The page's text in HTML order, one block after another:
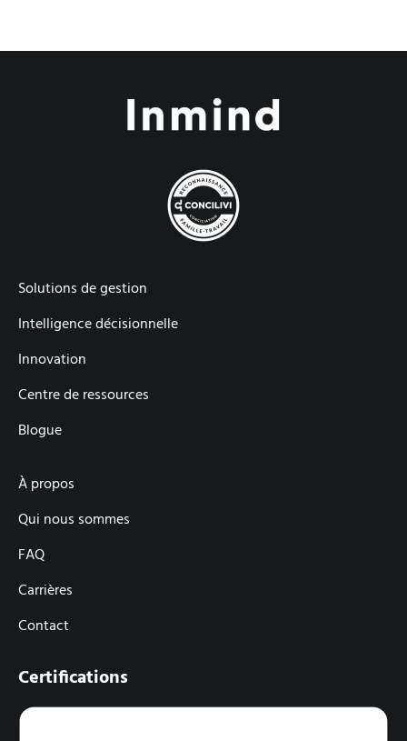
Solutions de gestion
Intelligence décisionnelle
Innovation
Centre de ressources
Blogue
À propos
Qui nous sommes
FAQ
Carrières
Contact
Certifications